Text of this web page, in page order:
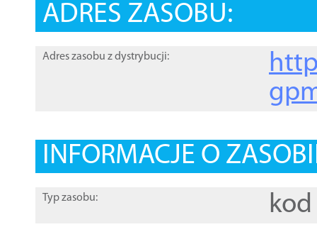
ADRES ZASOBU:
Adres zasobu z dystrybucji:
INFORMACJE O
Typ zasobu: kod